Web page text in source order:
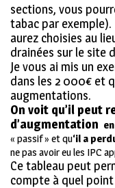
sections, vous
tabac par exemple).
aurez choisies au
drainées sur le site
Je vous ai mis un
dans les 2 000€ et
augmentations.
On voit qu’il peut
d’augmentation
« passif » et qu‘il a
ne pas avoir eu les IPC
Ce tableau peut
compte à quel